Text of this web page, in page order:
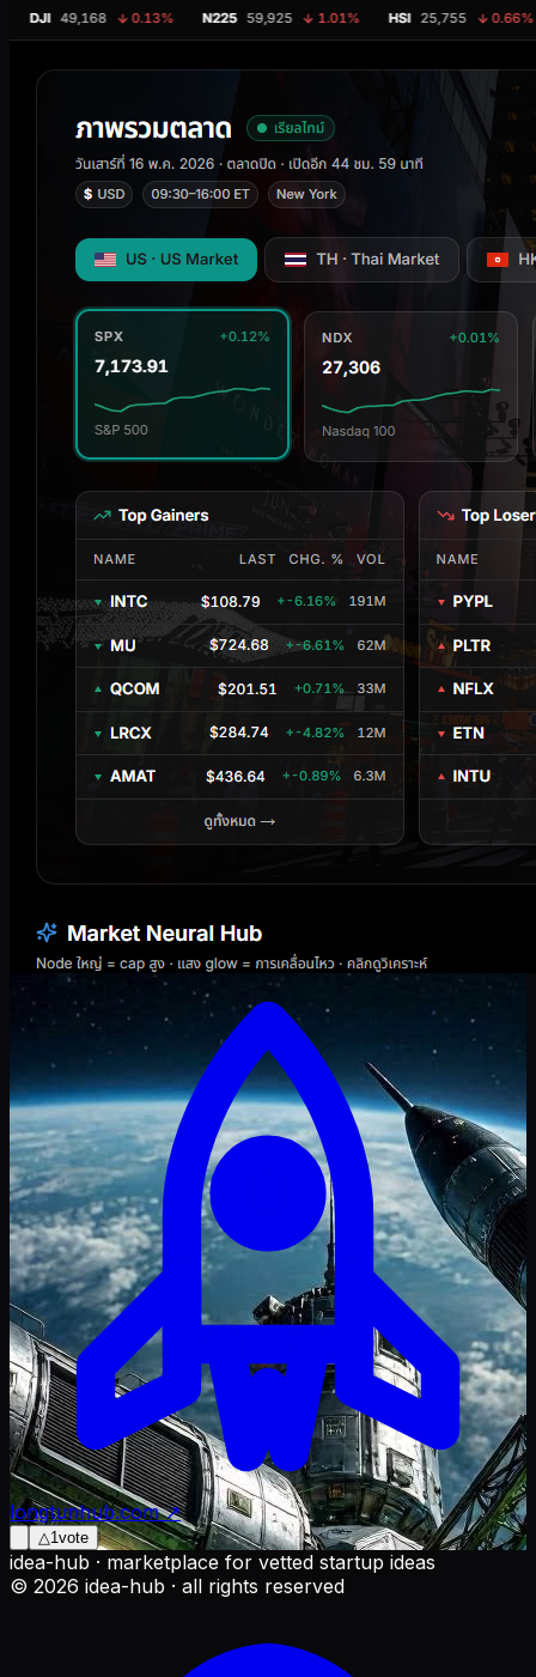
longtunhub.com ↗
△1 vote
idea-hub · marketplace for vetted startup ideas
© 2026 idea-hub · all rights reserved